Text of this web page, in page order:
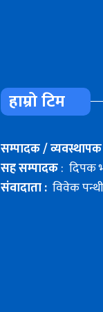
हाम्रो टिम
सम्पादक /
सह सम्पादक: दिपक
संवादाता : विवेक पन्थी